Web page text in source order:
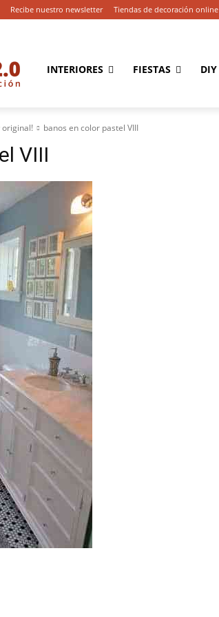
Recibe nuestro newsletter Tiendas de decoración online
INTERIORES FIESTAS DIY
original! banos en color pastel VIII
VIII